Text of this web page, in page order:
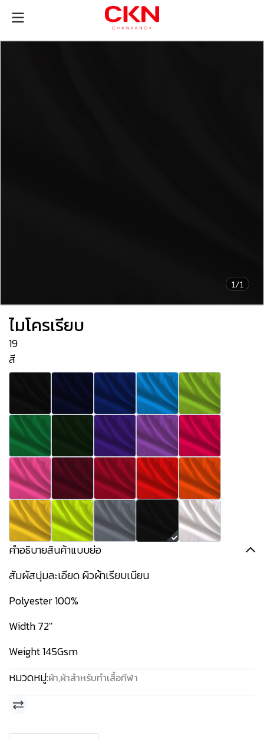
1/1
ไมโครเรียบ
19
สี
คำอธิบายสินค้าแบบย่อ
สัมผัสนุ่มละเอียด ผิวผ้าเรียบเนียน
Polyester 100%
Width 72''
Weight 145Gsm
หมวดหมู่:ผ้า,ผ้าสำหรับทำเสื้อกีฬา